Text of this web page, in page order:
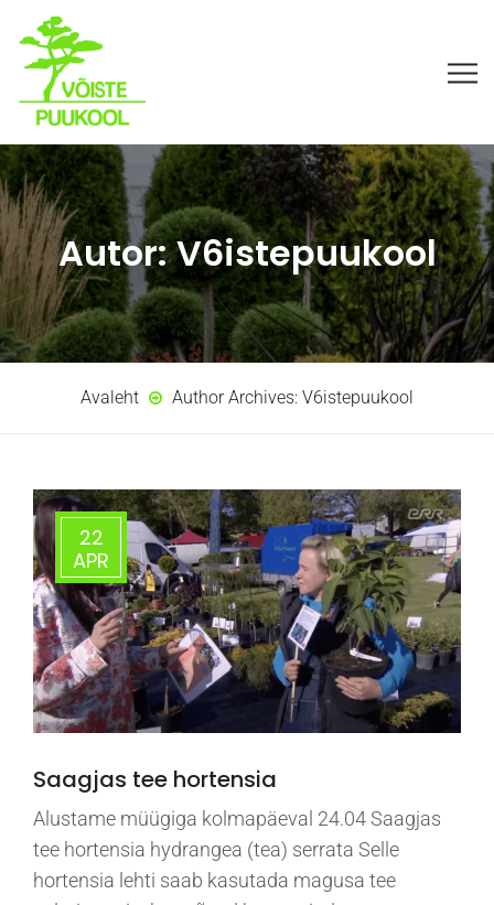
Autor:V6istepuukool
Avaleht Author Archives: V6istepuukool
22
APR
Saagjas tee hortensia
Alustame müügiga kolmapäeval 24.04 Saagjas
tee hortensia hydrangea (tea) serrata Selle
hortensia lehti saab kasutada magusa tee